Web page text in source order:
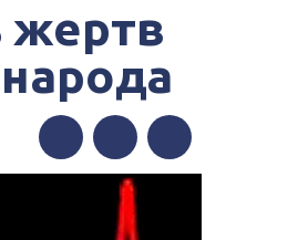
жертв
Twitter